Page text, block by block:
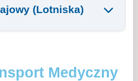
(Lotniska)
Medyczny